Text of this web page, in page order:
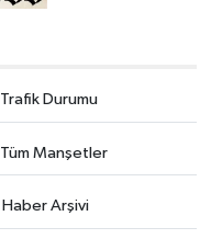
Trafik Durumu
Tüm Manşetler
Haber Arşivi